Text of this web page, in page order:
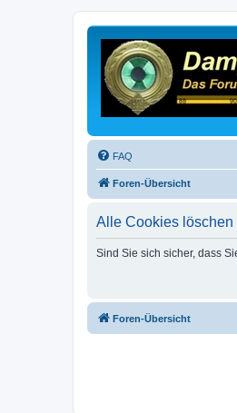
FAQ
Foren-Übersicht
Alle Cookies löschen
Sind Sie sich sicher, dass
Foren-Übersicht